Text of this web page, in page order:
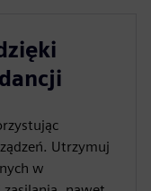
Utrzymuj
w